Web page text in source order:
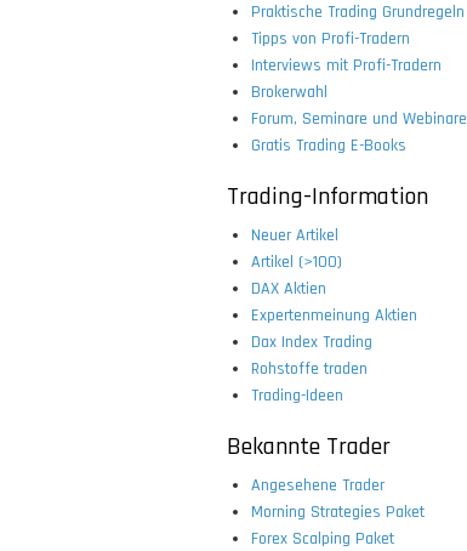
Praktische Trading Grundregeln
Tipps von Profi-Tradern
Interviews mit Profi-Tradern
Brokerwahl
Forum, Seminare und Webinare
Gratis Trading E-Books
Trading-Information
Neuer Artikel
Artikel (>100)
DAX Aktien
Expertenmeinung Aktien
Dax Index Trading
Rohstoffe traden
Trading-Ideen
Bekannte Trader
Angesehene Trader
Morning Strategies Paket
Forex Scalping Paket